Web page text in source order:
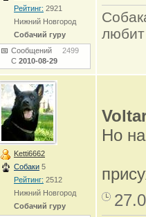
Рейтинг: 2921
Нижний Новгород
Собачий гуру
Сообщений 2499
С 2010-08-29
Ketti6662
Собаки 5
Рейтинг: 2512
Нижний Новгород
Собачий гуру
Но